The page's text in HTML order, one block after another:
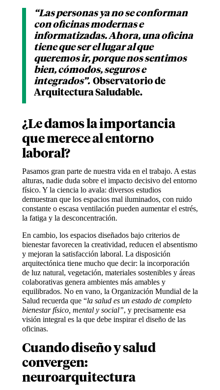
“Las personas ya no se conforman
con oficinas modernas e
informatizadas. Ahora, una oficina
tiene que ser el lugar al que
queremos ir, porque nos sentimos
bien, cómodos, seguros e
integrados”. Observatorio de
Arquitectura Saludable.
¿Le damos la importancia
que merece al entorno
laboral?
Pasamos gran parte de nuestra vida en el trabajo. A estas
alturas, nadie duda sobre el impacto decisivo del entorno
físico. Y la ciencia lo avala: diversos estudios
demuestran que los espacios mal iluminados, con ruido
constante o escasa ventilación pueden aumentar el estrés,
la fatiga y la desconcentración.
En cambio, los espacios diseñados bajo criterios de
bienestar favorecen la creatividad, reducen el absentismo
y mejoran la satisfacción laboral. La disposición
arquitectónica tiene mucho que decir: la incorporación
de luz natural, vegetación, materiales sostenibles y áreas
colaborativas genera ambientes más amables y
equilibrados. No en vano, la Organización Mundial de la
Salud recuerda que “la salud es un estado de completo
bienestar físico, mental y social”, y precisamente esa
visión integral es la que debe inspirar el diseño de las
oficinas.
Cuando diseño y salud
convergen:
neuroarquitectura